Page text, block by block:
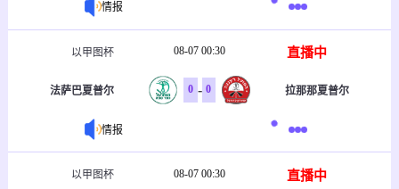
情报
以甲图杯 08-07 00:30 直播中
法萨巴夏普尔 0 - 0 拉那那夏普尔
情报
以甲图杯 08-07 00:30 直播中